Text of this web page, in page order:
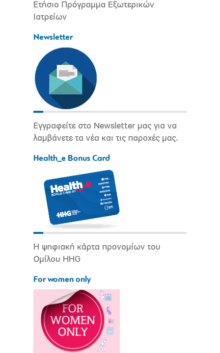
Ετήσιο Πρόγραμμα Εξωτερικών
Ιατρείων
Newsletter
Εγγραφείτε στο Newsletter μας για να
λαμβάνετε τα νέα και τις παροχές μας.
Health_e Bonus Card
Η ψηφιακή κάρτα προνομίων του
Ομίλου HHG
For women only